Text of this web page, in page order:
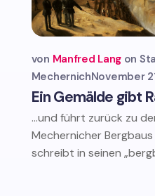
Ein Gemälde gibt
von Manfred Lang
MechernichNovember
…und führt zurück zu
Mechernicher
schreibt in seinen